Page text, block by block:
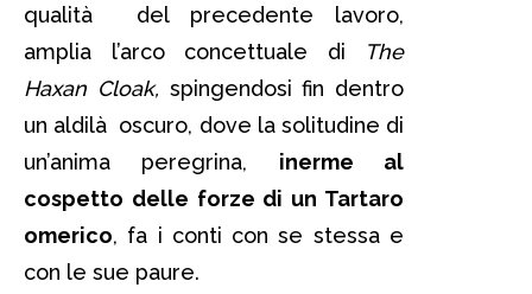
qualità del precedente lavoro,
amplia l’arco concettuale di
The
Haxan Cloak, spingendosi fin dentro
un aldilà oscuro, dove la solitudine di
un’anima peregrina, inerme al
cospetto delle forze di un Tartaro
omerico, fa i conti con se stessa e
con le sue paure.